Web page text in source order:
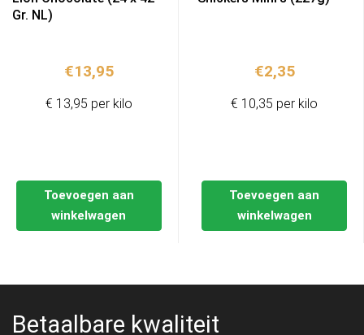
Gr. NL)
€13,95
Toevoegen aan
winkelwagen
€ 13,95 per kilo
€2,35
Toevoegen aan
winkelwagen
€ 10,35 per kilo
Betaalbare kwaliteit